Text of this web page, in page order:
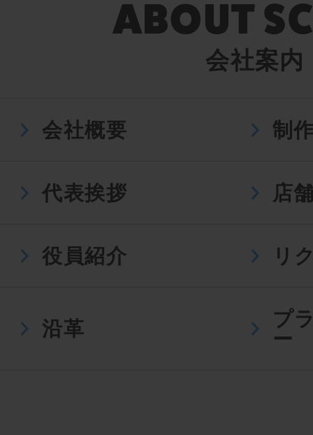
会社案内
会社概要 制
代表挨拶 店
役員紹介 リ
沿革
プ
ー